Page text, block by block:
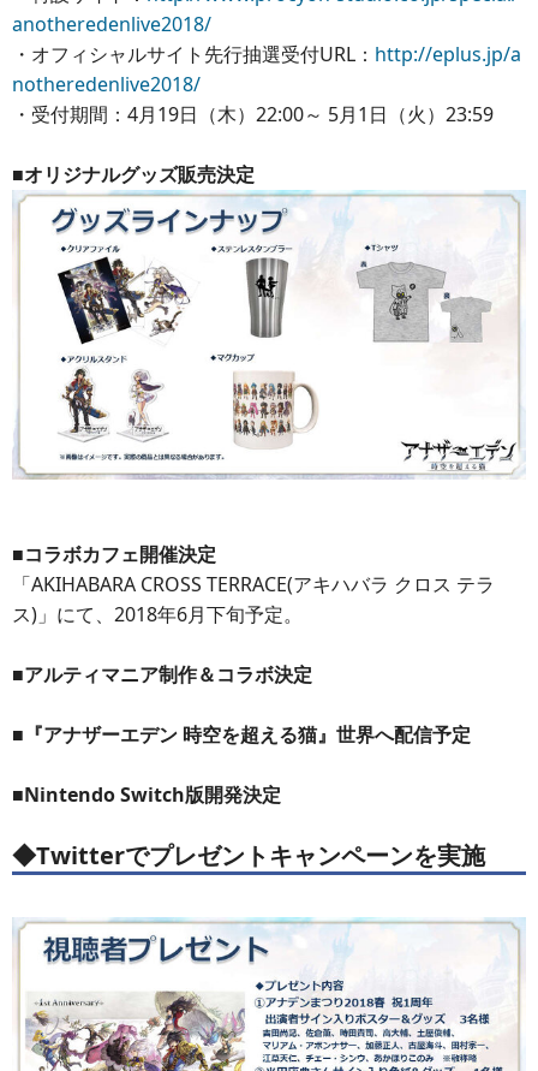
anotheredenlive2018/
・オフィシャルサイト先行抽選受付URL： http://eplus.jp/a
notheredenlive2018/
・受付期間：4月19日（木）22:00～ 5月1日（火）23:59
■オリジナルグッズ販売決定
■コラボカフェ開催決定
「AKIHABARA CROSS TERRACE(アキハバラ クロス テラ
ス)」にて、2018年6月下旬予定。
■アルティマニア制作＆コラボ決定
■『アナザーエデン 時空を超える猫』世界へ配信予定
■Nintendo Switch版開発決定
◆Twitterでプレゼントキャンペーンを実施